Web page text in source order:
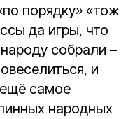
порядку» «тож
да игры, что
собрали –
и
самое
народных